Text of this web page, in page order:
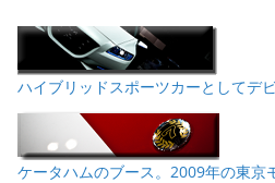
ハイブリッドスポーツカーとしてデ
ケータハムのブース。2009年の東京